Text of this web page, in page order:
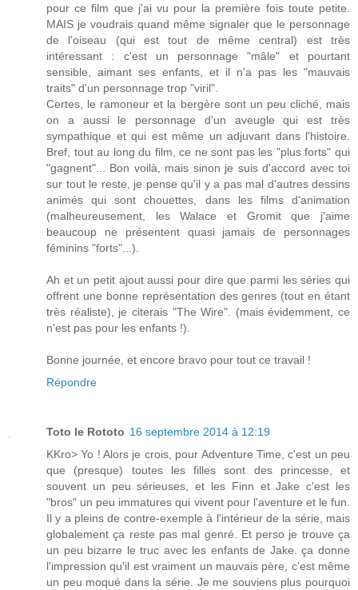
pour ce film que j'ai vu pour la première fois toute petite.
MAIS je voudrais quand même signaler que le personnage
de l'oiseau (qui est tout de même central) est très
intéressant : c'est un personnage "mâle" et pourtant
sensible, aimant ses enfants, et il n'a pas les "mauvais
traits" d'un personnage trop "viril".
Certes, le ramoneur et la bergère sont un peu cliché, mais
on a aussi le personnage d'un aveugle qui est très
sympathique et qui est même un adjuvant dans l'histoire.
Bref, tout au long du film, ce ne sont pas les "plus forts" qui
"gagnent"... Bon voilà, mais sinon je suis d'accord avec toi
sur tout le reste, je pense qu'il y a pas mal d'autres dessins
animés qui sont chouettes, dans les films d'animation
(malheureusement, les Walace et Gromit que j'aime
beaucoup ne présentent quasi jamais de personnages
féminins "forts"...).
Ah et un petit ajout aussi pour dire que parmi les séries qui
offrent une bonne représentation des genres (tout en étant
très réaliste), je citerais "The Wire". (mais évidemment, ce
n'est pas pour les enfants !).
Bonne journée, et encore bravo pour tout ce travail !
Répondre
Toto le Rototo 16 septembre 2014 à 12:19
KKro> Yo ! Alors je crois, pour Adventure Time, c'est un peu
que (presque) toutes les filles sont des princesse, et
souvent un peu sérieuses, et les Finn et Jake c'est les
"bros" un peu immatures qui vivent pour l'aventure et le fun.
Il y a pleins de contre-exemple à l'intérieur de la série, mais
globalement ça reste pas mal genré. Et perso je trouve ça
un peu bizarre le truc avec les enfants de Jake. ça donne
l'impression qu'il est vraiment un mauvais père, c'est même
un peu moqué dans la série. Je me souviens plus pourquoi